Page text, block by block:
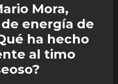
Mora,
energía de
ha hecho
al timo